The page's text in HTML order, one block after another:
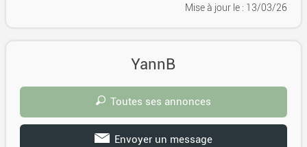
Mise à jour le : 13/03/26
YannB
Toutes ses annonces
Envoyer un message